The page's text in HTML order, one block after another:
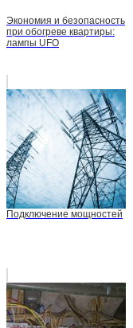
Экономия и безопасность
при обогреве квартиры:
лампы UFO
Подключение мощностей